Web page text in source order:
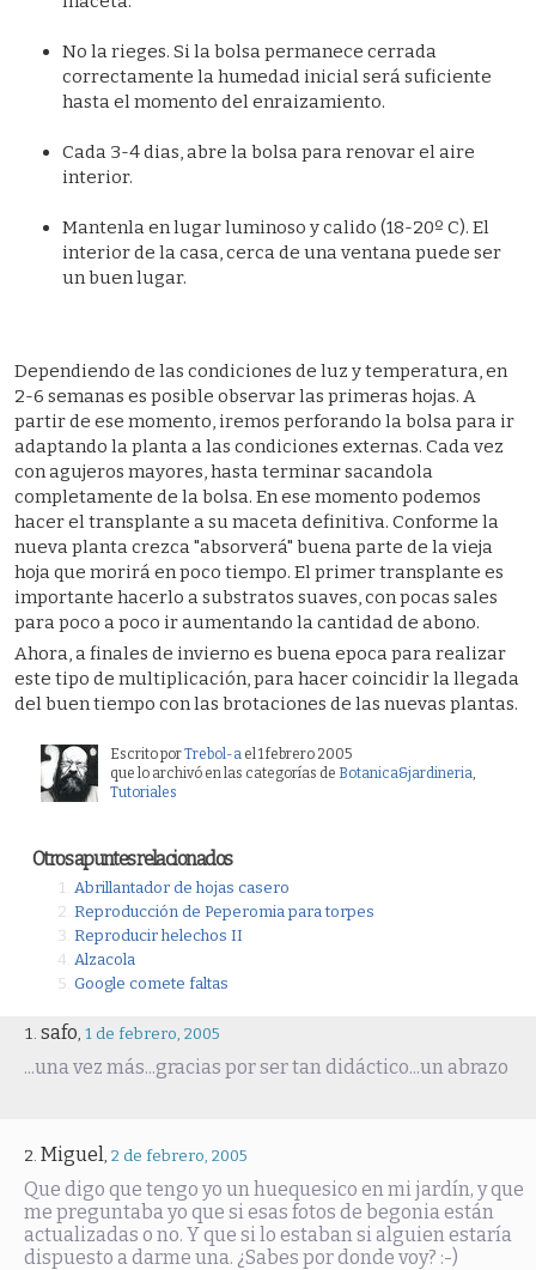
No la rieges. Si la bolsa permanece cerrada
correctamente la humedad inicial será suficiente
hasta el momento del enraizamiento.
Cada 3-4 dias, abre la bolsa para renovar el aire
interior.
Mantenla en lugar luminoso y calido (18-20º C). El
interior de la casa, cerca de una ventana puede ser
un buen lugar.
Dependiendo de las condiciones de luz y temperatura, en
2-6 semanas es posible observar las primeras hojas. A
partir de ese momento, iremos perforando la bolsa para ir
adaptando la planta a las condiciones externas. Cada vez
con agujeros mayores, hasta terminar sacandola
completamente de la bolsa. En ese momento podemos
hacer el transplante a su maceta definitiva. Conforme la
nueva planta crezca "absorverá" buena parte de la vieja
hoja que morirá en poco tiempo. El primer transplante es
importante hacerlo a substratos suaves, con pocas sales
para poco a poco ir aumentando la cantidad de abono.
Ahora, a finales de invierno es buena epoca para realizar
este tipo de multiplicación, para hacer coincidir la llegada
del buen tiempo con las brotaciones de las nuevas plantas.
Escrito porTrebol-a el 1 febrero 2005
que lo archivó en las categorías de Botanica&jardineria,
Tutoriales
Otros apuntes relacionados
Abrillantador de hojas casero
Reproducción de Peperomia para torpes
Reproducir helechos II
Alzacola
Google comete faltas
safo, 1 de febrero, 2005
...una vez más...gracias por ser tan didáctico...un abrazo
Miguel, 2 de febrero, 2005
Que digo que tengo yo un huequesico en mi jardín, y que
me preguntaba yo que si esas fotos de begonia están
actualizadas o no. Y que si lo estaban si alguien estaría
dispuesto a darme una. ¿Sabes por donde voy? :-)